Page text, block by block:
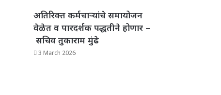
अतिरिक्त कर्मचाऱ्यांचे समायोजन
वेळेत व पारदर्शक पद्धतीने होणार –
सचिव तुकाराम मुंढे
3 March 2026